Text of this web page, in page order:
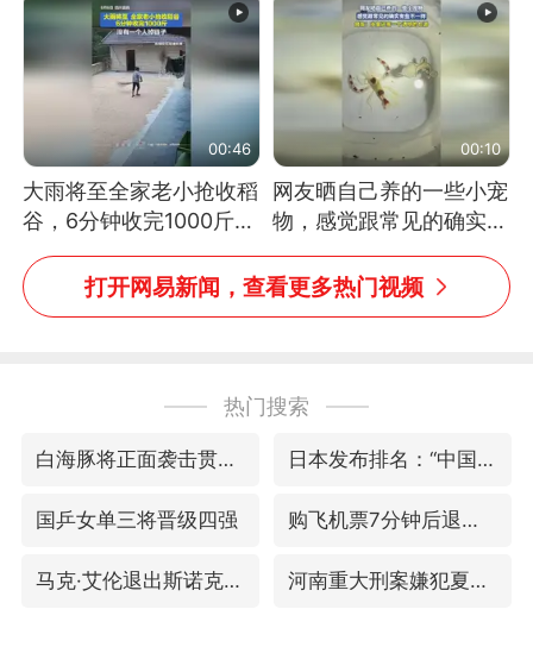
教！
00:46
大雨将至全家老小抢收稻
谷，6分钟收完1000斤，
没有一个人掉链子
00:10
网友晒自己养的一些小宠
物，感觉跟常见的确实有
些不一样
打开网易新闻，查看更多热门视频
热门搜索
白海豚将正面袭击贯穿浙江 日本发布排名：“中国第一，美日德韩英法居后”
国乒女单三将晋级四强 购飞机票7分钟后退票被扣2022元
马克·艾伦退出斯诺克中国公开赛 河南重大刑案嫌犯夏某钢落网